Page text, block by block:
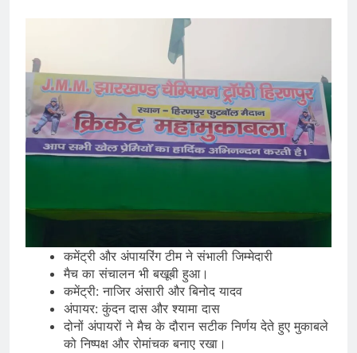
कमेंट्री और अंपायरिंग टीम ने संभाली जिम्मेदारी
मैच का संचालन भी बखूबी हुआ।
कमेंट्री: नाजिर अंसारी और बिनोद यादव
अंपायर: कुंदन दास और श्यामा दास
दोनों अंपायरों ने मैच के दौरान सटीक निर्णय देते हुए मुकाबले
को निष्पक्ष और रोमांचक बनाए रखा।